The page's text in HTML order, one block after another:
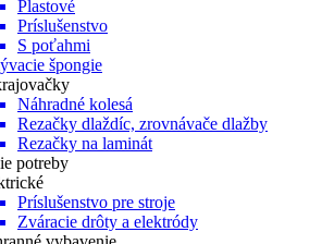
Plastové
Príslušenstvo
S poťahmi
špongie
Náhradné kolesá
Rezačky dlaždíc, zrovnávače dlažby
Rezačky na laminát
potreby
Príslušenstvo pre stroje
Zváracie drôty a elektródy